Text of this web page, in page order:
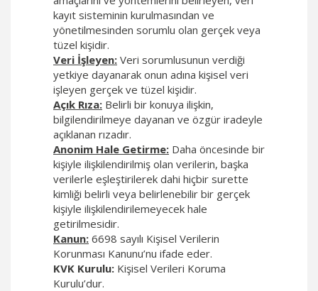
kayıt sisteminin kurulmasından ve
yönetilmesinden sorumlu olan gerçek veya
tüzel kişidir.
Veri İşleyen: Veri sorumlusunun verdiği
yetkiye dayanarak onun adına kişisel veri
işleyen gerçek ve tüzel kişidir.
Açık Rıza: Belirli bir konuya ilişkin,
bilgilendirilmeye dayanan ve özgür iradeyle
açıklanan rızadır.
Anonim Hale Getirme: Daha öncesinde bir
kişiyle ilişkilendirilmiş olan verilerin, başka
verilerle eşleştirilerek dahi hiçbir surette
kimliği belirli veya belirlenebilir bir gerçek
kişiyle ilişkilendirilemeyecek hale
getirilmesidir.
Kanun: 6698 sayılı Kişisel Verilerin
Korunması Kanunu’nu ifade eder.
KVK Kurulu: Kişisel Verileri Koruma
Kurulu’dur.